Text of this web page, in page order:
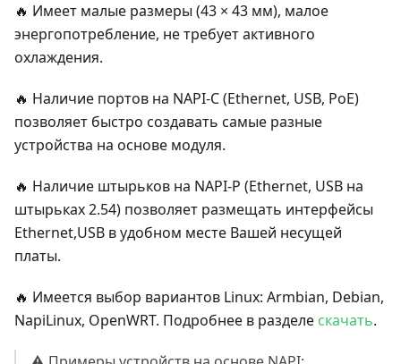
🔥 Имеет малые размеры (43 × 43 мм), малое
энергопотребление, не требует активного
охлаждения.
🔥 Наличие портов на NAPI-C (Ethernet, USB, PoE)
позволяет быстро создавать самые разные
устройства на основе модуля.
🔥 Наличие штырьков на NAPI-P (Ethernet, USB на
штырьках 2.54) позволяет размещать интерфейсы
Ethernet,USB в удобном месте Вашей несущей
платы.
🔥 Имеется выбор вариантов Linux: Armbian, Debian,
NapiLinux, OpenWRT. Подробнее в разделе скачать.